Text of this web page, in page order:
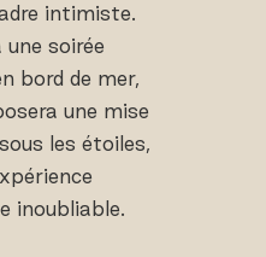
intimiste.
soirée
bord de mer,
une mise
les étoiles,
inoubliable.